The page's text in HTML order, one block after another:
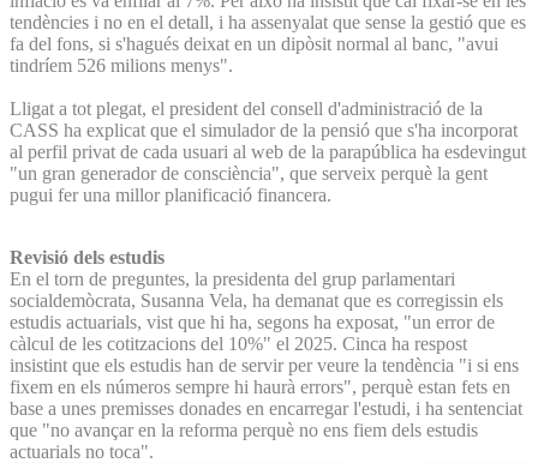
tendències i no en el detall, i ha assenyalat que sense la gestió que es
fa del fons, si s'hagués deixat en un dipòsit normal al banc, "avui
tindríem 526 milions menys".
Lligat a tot plegat, el president del consell d'administració de la
CASS ha explicat que el simulador de la pensió que s'ha incorporat
al perfil privat de cada usuari al web de la parapública ha esdevingut
"un gran generador de consciència", que serveix perquè la gent
pugui fer una millor planificació financera.
Revisió dels estudis
En el torn de preguntes, la presidenta del grup parlamentari
socialdemòcrata, Susanna Vela, ha demanat que es corregissin els
estudis actuarials, vist que hi ha, segons ha exposat, "un error de
càlcul de les cotitzacions del 10%" el 2025. Cinca ha respost
insistint que els estudis han de servir per veure la tendència "i si ens
fixem en els números sempre hi haurà errors", perquè estan fets en
base a unes premisses donades en encarregar l'estudi, i ha sentenciat
que "no avançar en la reforma perquè no ens fiem dels estudis
actuarials no toca".